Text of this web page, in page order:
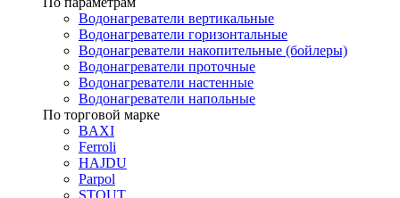
Водонагреватели вертикальные
Водонагреватели горизонтальные
Водонагреватели накопительные (бойлеры)
Водонагреватели проточные
Водонагреватели настенные
Водонагреватели напольные
По торговой марке
BAXI
Ferroli
HAJDU
Parpol
STOUT